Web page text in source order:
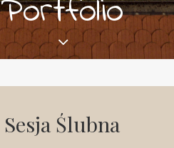
Portfolio
Sesja Ślubna